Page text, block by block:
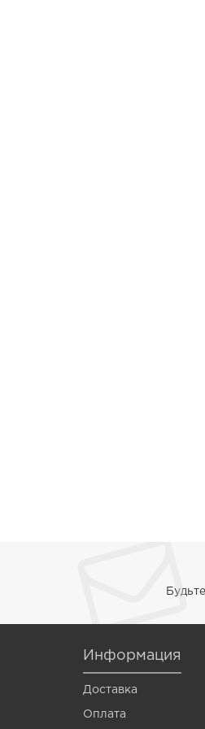
Tantum
Tiagra
Varvar
Информация
Доставка
Оплата